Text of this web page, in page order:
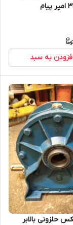
به سبد
حلزونی بالابر